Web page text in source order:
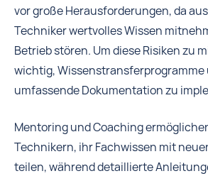
vor große Herausforderungen, da
Techniker wertvolles Wissen
Betrieb stören. Um diese Risiken zu
wichtig, Wissenstransferprogramme
umfassende Dokumentation zu
Mentoring und Coaching
Technikern, ihr Fachwissen mit
teilen, während detaillierte